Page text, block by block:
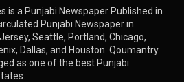
is a Punjabi Newspaper Published in
Punjabi Newspaper in
Seattle, Portland, Chicago,
Dallas, and Houston. Qoumantry
as one of the best Punjabi